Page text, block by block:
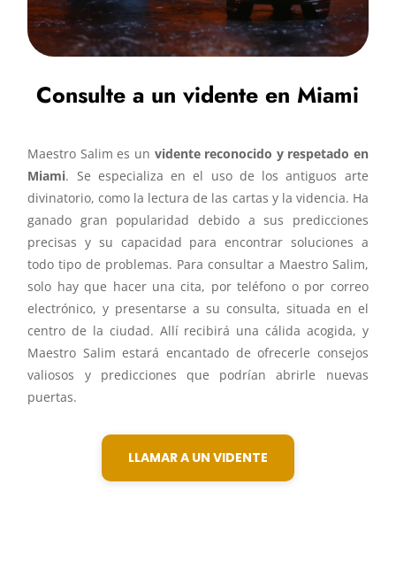
Consulte a un vidente en Miami
Maestro Salim es un vidente reconocido y respetado en
Miami. Se especializa en el uso de los antiguos arte
divinatorio, como la lectura de las cartas y la videncia. Ha
ganado gran popularidad debido a sus predicciones
precisas y su capacidad para encontrar soluciones a
todo tipo de problemas. Para consultar a Maestro Salim,
solo hay que hacer una cita, por teléfono o por correo
electrónico, y presentarse a su consulta, situada en el
centro de la ciudad. Allí recibirá una cálida acogida, y
Maestro Salim estará encantado de ofrecerle consejos
valiosos y predicciones que podrían abrirle nuevas
puertas.
LLAMAR A UN VIDENTE